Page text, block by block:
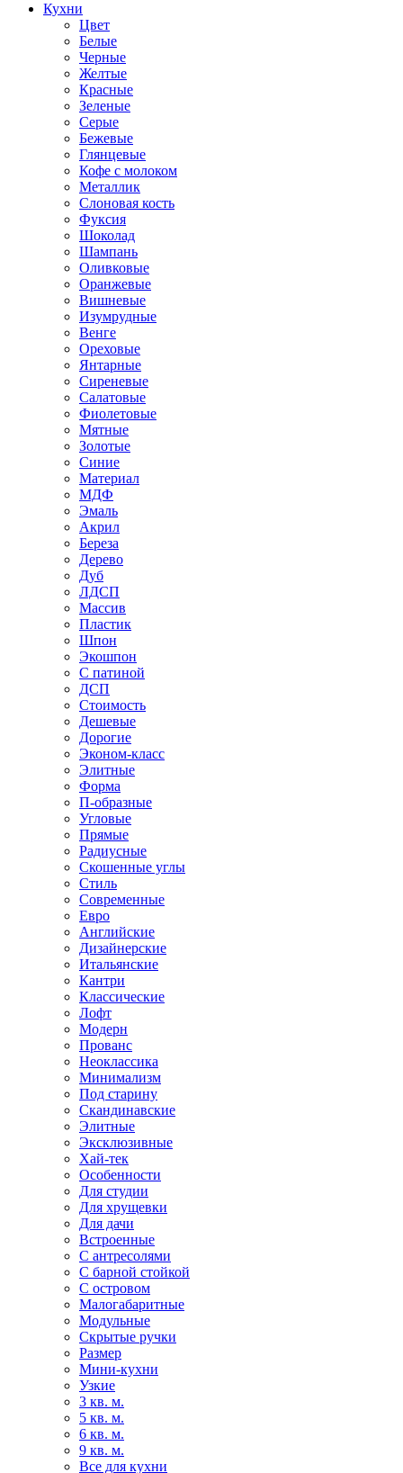
Кухни
Цвет
Белые
Черные
Желтые
Красные
Зеленые
Серые
Бежевые
Глянцевые
Кофе с молоком
Металлик
Слоновая кость
Фуксия
Шоколад
Шампань
Оливковые
Оранжевые
Вишневые
Изумрудные
Венге
Ореховые
Янтарные
Сиреневые
Салатовые
Фиолетовые
Мятные
Золотые
Синие
Материал
МДФ
Эмаль
Акрил
Береза
Дерево
Дуб
ЛДСП
Массив
Пластик
Шпон
Экошпон
С патиной
ДСП
Стоимость
Дешевые
Дорогие
Эконом-класс
Элитные
Форма
П-образные
Угловые
Прямые
Радиусные
Скошенные углы
Стиль
Современные
Евро
Английские
Дизайнерские
Итальянские
Кантри
Классические
Лофт
Модерн
Прованс
Неоклассика
Минимализм
Под старину
Скандинавские
Элитные
Эксклюзивные
Хай-тек
Особенности
Для студии
Для хрущевки
Для дачи
Встроенные
С антресолями
С барной стойкой
С островом
Малогабаритные
Модульные
Скрытые ручки
Размер
Мини-кухни
Узкие
3 кв. м.
5 кв. м.
6 кв. м.
9 кв. м.
Все для кухни